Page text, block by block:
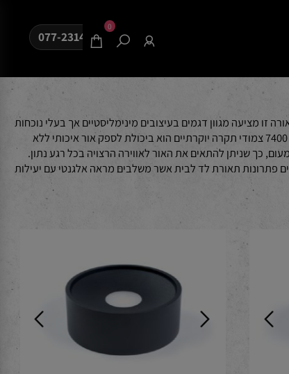
077-2314080
0
מציעה מגוון דגמים בעיצובים מינימליסטיים אך בעלי נוכחות
מרשימה, שמתחברים לתקרה באופן מושלם ומתאימים לחללים שונים בבית כמו סלון, מסדרונות, אזורי עבודה ואף חדרים רטובים מעוצבים. יתרונם הגדול של 7400 צמודי תקרה יוקרתיים הוא ביכולת לספק אור איכותי ללא
טכנולוגיית לד חסכונית וכולל אפשרויות עמעום, כך שניתן להתאים את האור לאווירה הרצויה בכל רגע נתון.
תאורת לד לבית אשר משלבים מראה אלגנטי עם יעילות